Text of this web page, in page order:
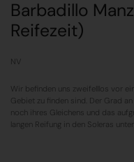
Barbadillo
Reifezeit)
NV
Wir befinden uns zweifelllos vor
Gebiet zu finden sind. Der Grad
noch ihres Gleichens und das
langen Reifung in den Soleras